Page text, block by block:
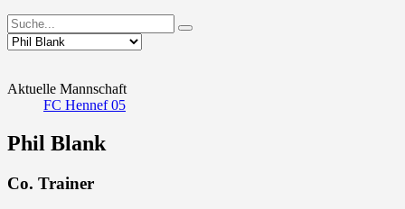
Aktuelle Mannschaft
FC Hennef 05
Phil Blank
Co. Trainer